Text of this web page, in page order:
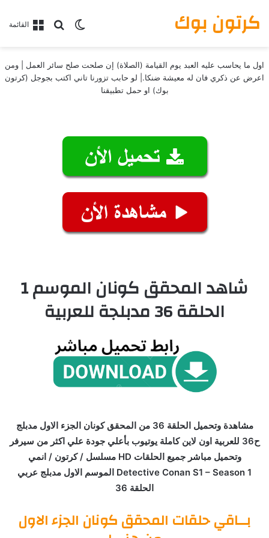
القائمةبحث عن
الوضع المظلم كرتون بوك
اول ما يحاسب عليه العبد يوم القيامة (الصلاة) إن صلحت صلح سائر العمل | ومن
اعرض عن ذكري فان له معيشة ضنكا.| لو حابب تزورنا تاني اكتب بجوجل (كرتون
بوك) او حمل تطبيقنا
شاهد المحقق كونان الموسم 1
الحلقة 36 مدبلجة للعربية
مشاهدة وتحميل الحلقة 36 من المحقق كونان الجزء الاول مدبلج
ح36 للعربية اون لاين كاملة يوتيوب بأعلي جودة علي اكثر من سيرفر
وتحميل مباشر جميع الحلقات HD مسلسل / كرتون / انمي
Detective Conan S1 – Season 1 الموسم الاول مدبلج عربي
الحلقة 36
بــاقي حلقات المحقق كونان الجزء الاول